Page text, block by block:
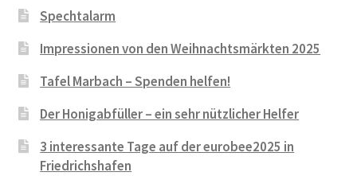
Spechtalarm
Impressionen von den Weihnachtsmärkten 2025
Tafel Marbach – Spenden helfen!
Der Honigabfüller – ein sehr nützlicher Helfer
3 interessante Tage auf der eurobee2025 in
Friedrichshafen